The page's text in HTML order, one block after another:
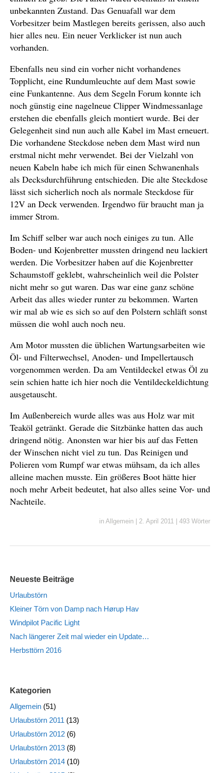
unbekannten Zustand. Das Genuafall war dem
Vorbesitzer beim Mastlegen bereits gerissen, also auch
hier alles neu. Ein neuer Verklicker ist nun auch
vorhanden.
Ebenfalls neu sind ein vorher nicht vorhandenes
Topplicht, eine Rundumleuchte auf dem Mast sowie
eine Funkantenne. Aus dem Segeln Forum konnte ich
noch günstig eine nagelneue Clipper Windmessanlage
erstehen die ebenfalls gleich montiert wurde. Bei der
Gelegenheit sind nun auch alle Kabel im Mast erneuert.
Die vorhandene Steckdose neben dem Mast wird nun
erstmal nicht mehr verwendet. Bei der Vielzahl von
neuen Kabeln habe ich mich für einen Schwanenhals
als Decksdurchführung entschieden. Die alte Steckdose
lässt sich sicherlich noch als normale Steckdose für
12V an Deck verwenden. Irgendwo für braucht man ja
immer Strom.
Im Schiff selber war auch noch einiges zu tun. Alle
Boden- und Kojenbretter mussten dringend neu lackiert
werden. Die Vorbesitzer haben auf die Kojenbretter
Schaumstoff geklebt, wahrscheinlich weil die Polster
nicht mehr so gut waren. Das war eine ganz schöne
Arbeit das alles wieder runter zu bekommen. Warten
wir mal ab wie es sich so auf den Polstern schläft sonst
müssen die wohl auch noch neu.
Am Motor mussten die üblichen Wartungsarbeiten wie
Öl- und Filterwechsel, Anoden- und Impellertausch
vorgenommen werden. Da am Ventildeckel etwas Öl zu
sein schien hatte ich hier noch die Ventildeckeldichtung
ausgetauscht.
Im Außenbereich wurde alles was aus Holz war mit
Teaköl getränkt. Gerade die Sitzbänke hatten das auch
dringend nötig. Anonsten war hier bis auf das Fetten
der Winschen nicht viel zu tun. Das Reinigen und
Polieren vom Rumpf war etwas mühsam, da ich alles
alleine machen musste. Ein größeres Boot hätte hier
noch mehr Arbeit bedeutet, hat also alles seine Vor- und
Nachteile.
in Allgemein | 2. April 2011 | 493 Wörter
Neueste Beiträge
Urlaubstörn
Kleiner Törn von Damp nach Hørup Hav
Windpilot Pacific Light
Nach längerer Zeit mal wieder ein Update…
Herbsttörn 2016
Kategorien
Allgemein (51)
Urlaubstörn 2011 (13)
Urlaubstörn 2012 (6)
Urlaubstörn 2013 (8)
Urlaubstörn 2014 (10)